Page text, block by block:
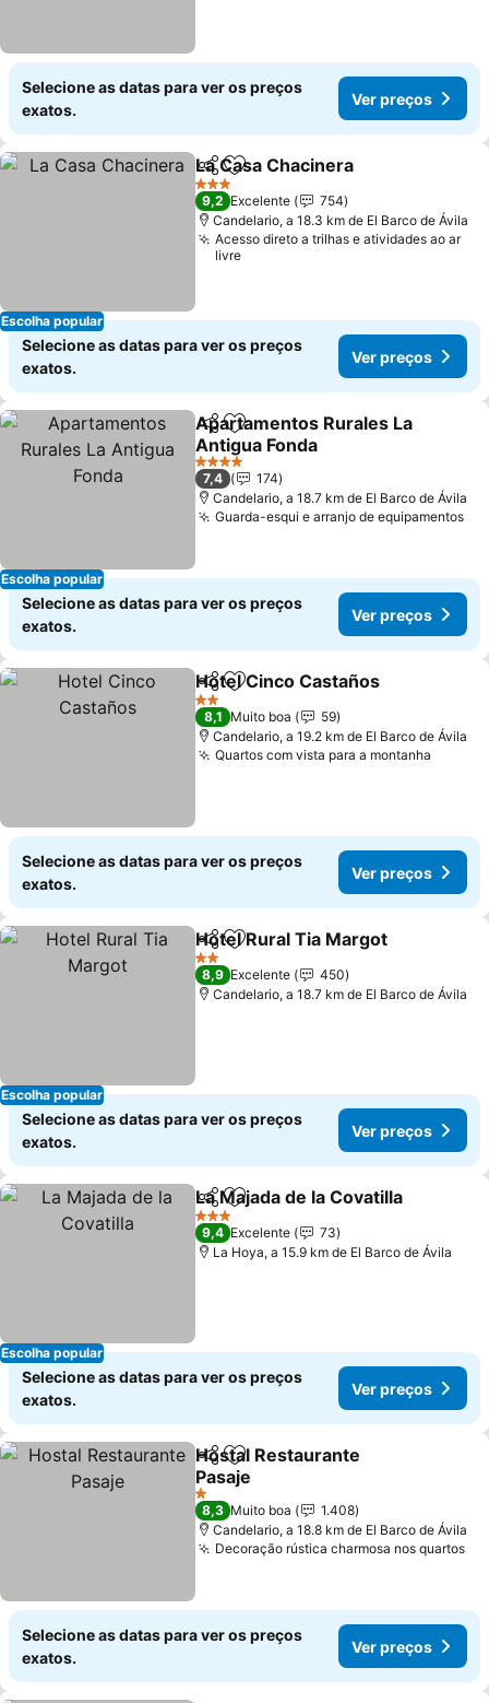
Selecione as datas para ver os preços
exatos.
Ver preços
Escolha popular
PartilharAdicionar aos favoritos
La Casa Chacinera
3 Estrelas
9,2 Excelente
754
Candelario, a 18.3 km de El Barco de Ávila
Acesso direto a trilhas e atividades ao ar
livre
Selecione as datas para ver os preços
exatos.
Ver preços
Escolha popular
PartilharAdicionar aos favoritos
Apartamentos Rurales La
Antigua Fonda
Ver preços
4 Estrelas
7,4
174
Candelario, a 18.7 km de El Barco de Ávila
Guarda-esqui e arranjo de equipamentos
Selecione as datas para ver os preços
exatos.
Ver preços
PartilharAdicionar aos favoritos
Hotel Cinco Castaños
2 Estrelas
8,1 Muito boa
59
Candelario, a 19.2 km de El Barco de Ávila
Quartos com vista para a montanha
Selecione as datas para ver os preços
exatos.
Ver preços
Escolha popular
PartilharAdicionar aos favoritos
Hotel Rural Tia Margot
2 Estrelas
8,9 Excelente
450
Candelario, a 18.7 km de El Barco de Ávila
Selecione as datas para ver os preços
exatos.
Ver preços
Escolha popular
PartilharAdicionar aos favoritos
La Majada de la Covatilla
3 Estrelas
9,4 Excelente
73
La Hoya, a 15.9 km de El Barco de Ávila
Selecione as datas para ver os preços
exatos.
Ver preços
PartilharAdicionar aos favoritos
Hostal Restaurante
Pasaje
Ver preços
1 Estrelas
8,3 Muito boa
1.408
Candelario, a 18.8 km de El Barco de Ávila
Decoração rústica charmosa nos quartos
Selecione as datas para ver os preços
exatos.
Ver preços